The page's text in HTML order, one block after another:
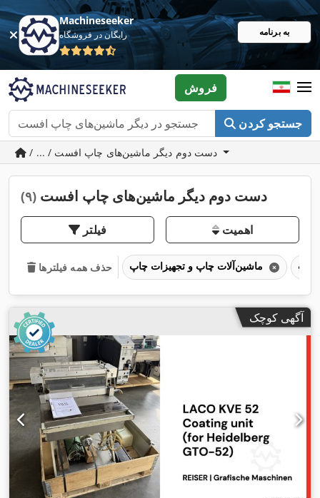
Machineseeker
رایگان در فروشگاه به برنامه
جستجو کردن
فروش
دست دوم دیگر ماشین‌های چاپ افست (۹)
فیلتر اهمیت
حذف همه فیلترها
آگهی کوچک